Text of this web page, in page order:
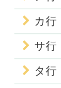
カ行
サ行
タ行